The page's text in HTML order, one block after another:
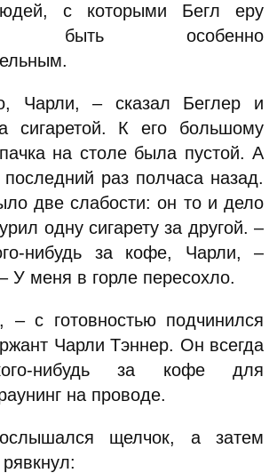
с которыми Бегл еру
быть особенно
Чарли, – сказал Беглер и
сигаретой. К его большому
на столе была пустой. А
раз полчаса назад.
две слабости: он то и дело
одну сигарету за другой. –
нибудь за кофе, Чарли, –
У меня в горле пересохло.
с готовностью подчинился
Чарли Тэннер. Он всегда
нибудь за кофе для
на проводе.
щелчок, а затем